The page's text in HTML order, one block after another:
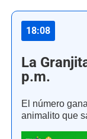
18:08
La
p.m.
El número
animalito que